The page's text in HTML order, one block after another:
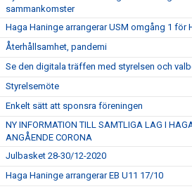
sammankomster
Haga Haninge arrangerar USM omgång 1 för
Återhållsamhet, pandemi
Se den digitala träffen med styrelsen och
Styrelsemöte
Enkelt sätt att sponsra föreningen
NY INFORMATION TILL SAMTLIGA LAG I
ANGÅENDE CORONA
Julbasket 28-30/12-2020
Haga Haninge arrangerar EB U11 17/10